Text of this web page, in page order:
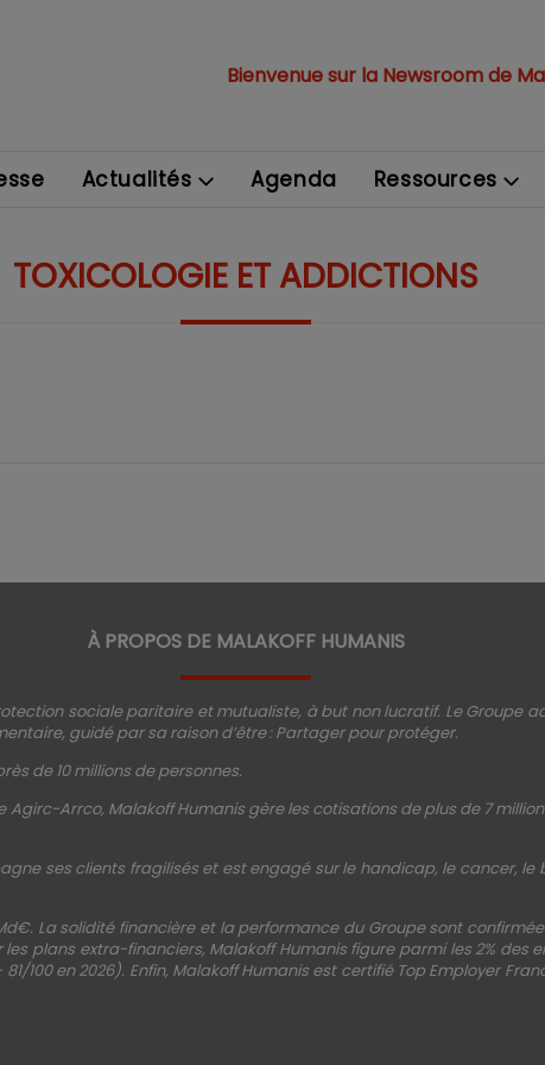
Bienvenue sur la Newsroom de
Actualités Agenda Ressources
TOXICOLOGIE ET ADDICTIONS
À PROPOS DE MALAKOFF HUMANIS
sociale paritaire et mutualiste, à but non lucratif. Le Groupe
guidé par sa raison d’être : Partager pour protéger.
de 10 millions de personnes.
Arrco, Malakoff Humanis gère les cotisations de plus de 7
ses clients fragilisés et est engagé sur le handicap, le cancer, le
La solidité financière et la performance du Groupe sont
plans extra-financiers, Malakoff Humanis figure parmi les 2% des
100 en 2026). Enfin, Malakoff Humanis est certifié Top Employer